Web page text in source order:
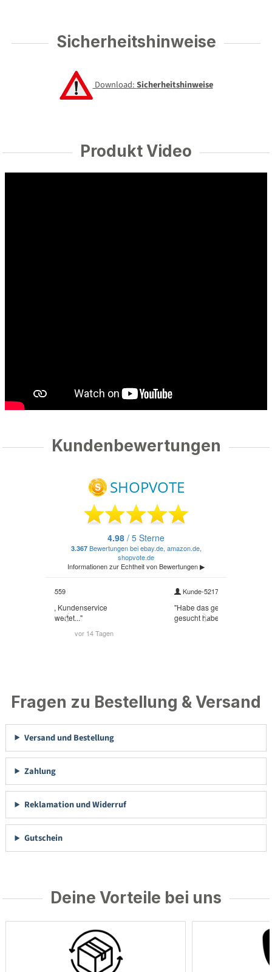
Sicherheitshinweise
Download:Sicherheitshinweise
Produkt Video
Kundenbewertungen
Fragen zu Bestellung & Versand
Versand und Bestellung
Zahlung
Reklamation und Widerruf
Gutschein
Deine Vorteile bei uns